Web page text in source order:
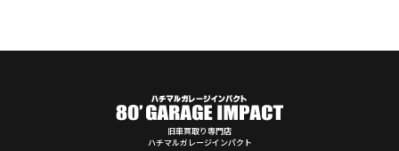
旧車買取り専門店
ハチマルガレージインパクト